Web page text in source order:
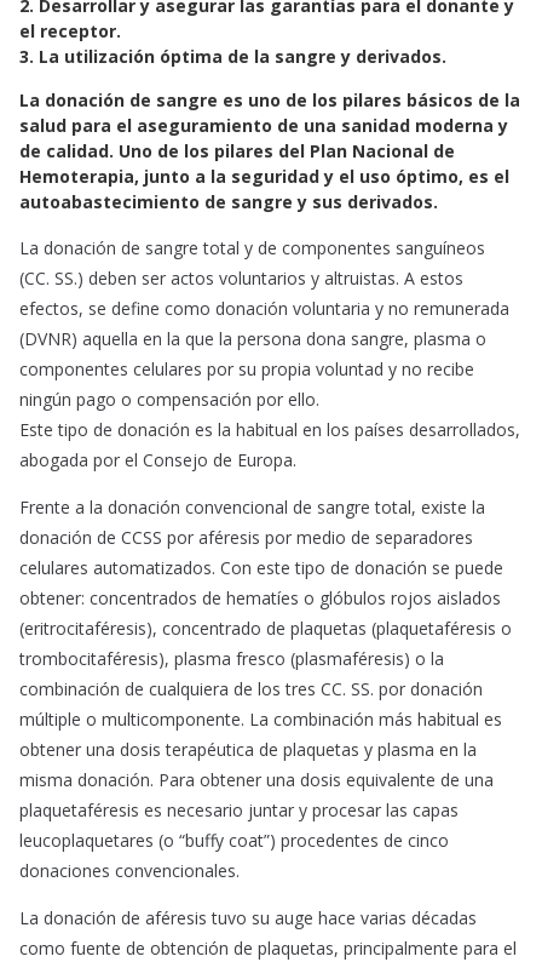
o
o
A
p
2. Desarrollar y asegurar las garantías para el donante y
el receptor.
3. La utilización óptima de la sangre y derivados.
La donación de sangre es uno de los pilares básicos de la
salud para el aseguramiento de una sanidad moderna y
de calidad. Uno de los pilares del Plan Nacional de
Hemoterapia, junto a la seguridad y el uso óptimo, es el
autoabastecimiento de sangre y sus derivados.
La donación de sangre total y de componentes sanguíneos
(CC. SS.) deben ser actos voluntarios y altruistas. A estos
efectos, se define como donación voluntaria y no remunerada
(DVNR) aquella en la que la persona dona sangre, plasma o
componentes celulares por su propia voluntad y no recibe
ningún pago o compensación por ello.
Este tipo de donación es la habitual en los países desarrollados,
abogada por el Consejo de Europa.
Frente a la donación convencional de sangre total, existe la
donación de CCSS por aféresis por medio de separadores
celulares automatizados. Con este tipo de donación se puede
obtener: concentrados de hematíes o glóbulos rojos aislados
(eritrocitaféresis), concentrado de plaquetas (plaquetaféresis o
trombocitaféresis), plasma fresco (plasmaféresis) o la
combinación de cualquiera de los tres CC. SS. por donación
múltiple o multicomponente. La combinación más habitual es
obtener una dosis terapéutica de plaquetas y plasma en la
misma donación. Para obtener una dosis equivalente de una
plaquetaféresis es necesario juntar y procesar las capas
leucoplaquetares (o “buffy coat”) procedentes de cinco
donaciones convencionales.
La donación de aféresis tuvo su auge hace varias décadas
como fuente de obtención de plaquetas, principalmente para el